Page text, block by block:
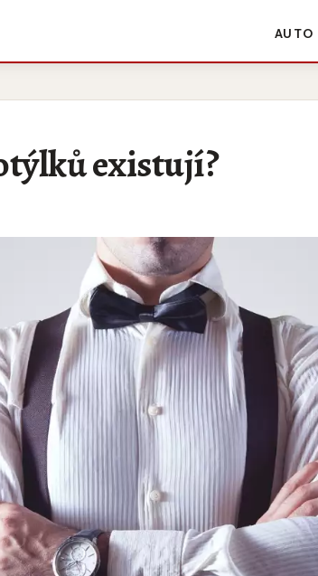
AUTO
existují?